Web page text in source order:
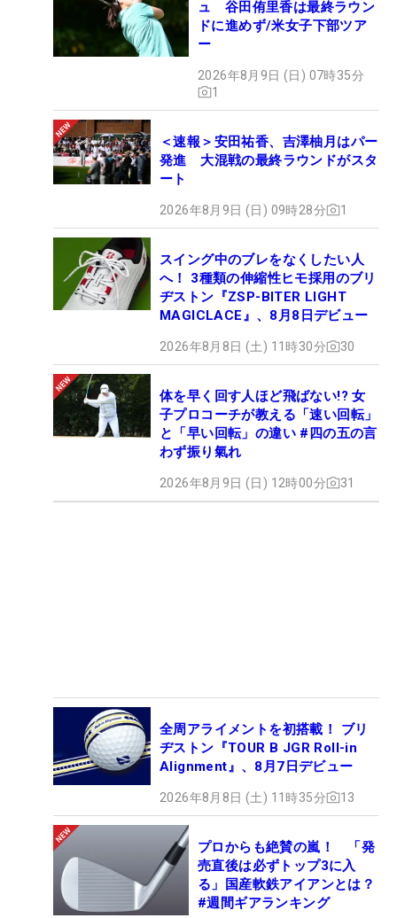
ュ 谷田侑里香は最終ラウン
ドに進めず/米女子下部ツア
ー
2026年8月9日 (日) 07時35分
1
＜速報＞安田祐香、吉澤柚月はパー
発進 大混戦の最終ラウンドがスタ
ート
2026年8月9日 (日) 09時28分 1
スイング中のブレをなくしたい人
へ！ 3種類の伸縮性ヒモ採用のブリ
ヂストン『ZSP-BITER LIGHT
MAGICLACE』、8月8日デビュー
2026年8月8日 (土) 11時30分 30
体を早く回す人ほど飛ばない!? 女
子プロコーチが教える「速い回転」
と「早い回転」の違い #四の五の言
わず振り氣れ
2026年8月9日 (日) 12時00分 31
全周アライメントを初搭載！ ブリ
ヂストン『TOUR B JGR Roll-in
Alignment』、8月7日デビュー
2026年8月8日 (土) 11時35分 13
プロからも絶賛の嵐！ 「発
売直後は必ずトップ3に入
る」国産軟鉄アイアンとは？
#週間ギアランキング